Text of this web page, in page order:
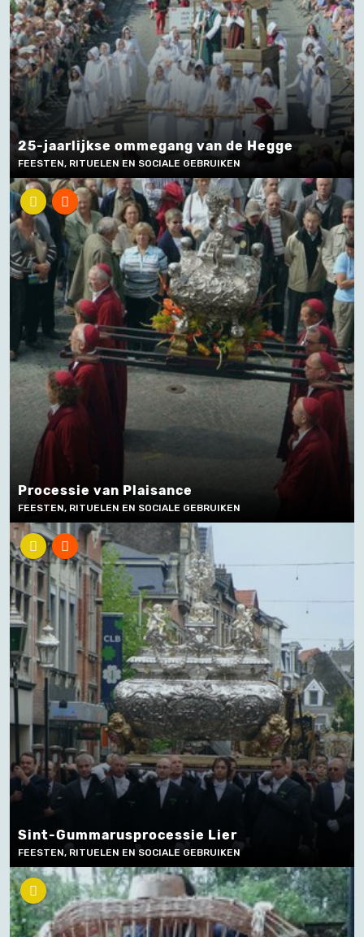
25-jaarlijkse ommegang van de Hegge
FEESTEN, RITUELEN EN SOCIALE GEBRUIKEN
Processie van Plaisance
FEESTEN, RITUELEN EN SOCIALE GEBRUIKEN
Sint-Gummarusprocessie Lier
FEESTEN, RITUELEN EN SOCIALE GEBRUIKEN